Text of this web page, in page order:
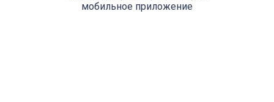
мобильное приложение